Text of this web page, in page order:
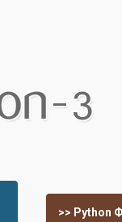
>> Python